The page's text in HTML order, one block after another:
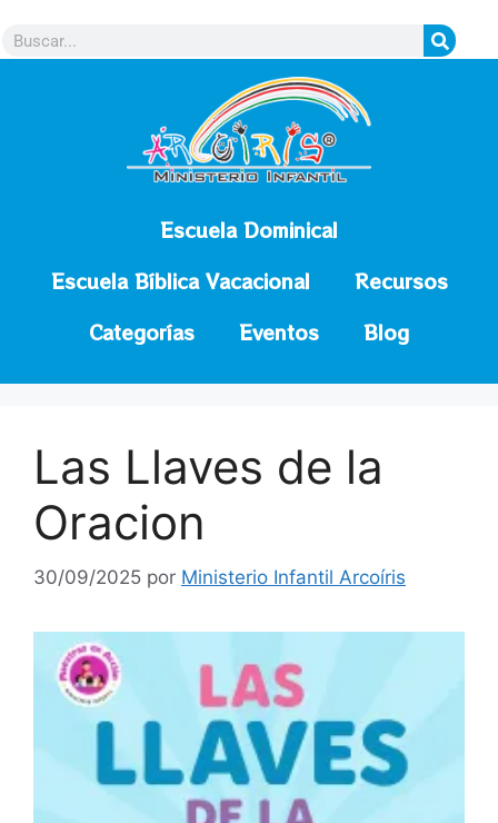
Escuela Dominical
Escuela Bíblica Vacacional
Recursos
Categorías
Eventos Blog
Las Llaves de la
Oracion
30/09/2025 por Ministerio Infantil Arcoíris